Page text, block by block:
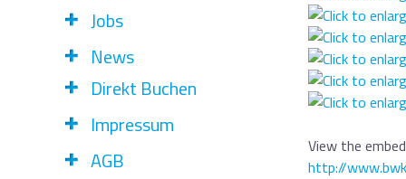
Jobs
News
Direkt Buchen
Impressum
AGB
View the
http://